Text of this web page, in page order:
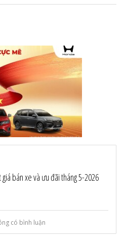
bán xe và ưu đãi tháng 5-2026
có bình luận